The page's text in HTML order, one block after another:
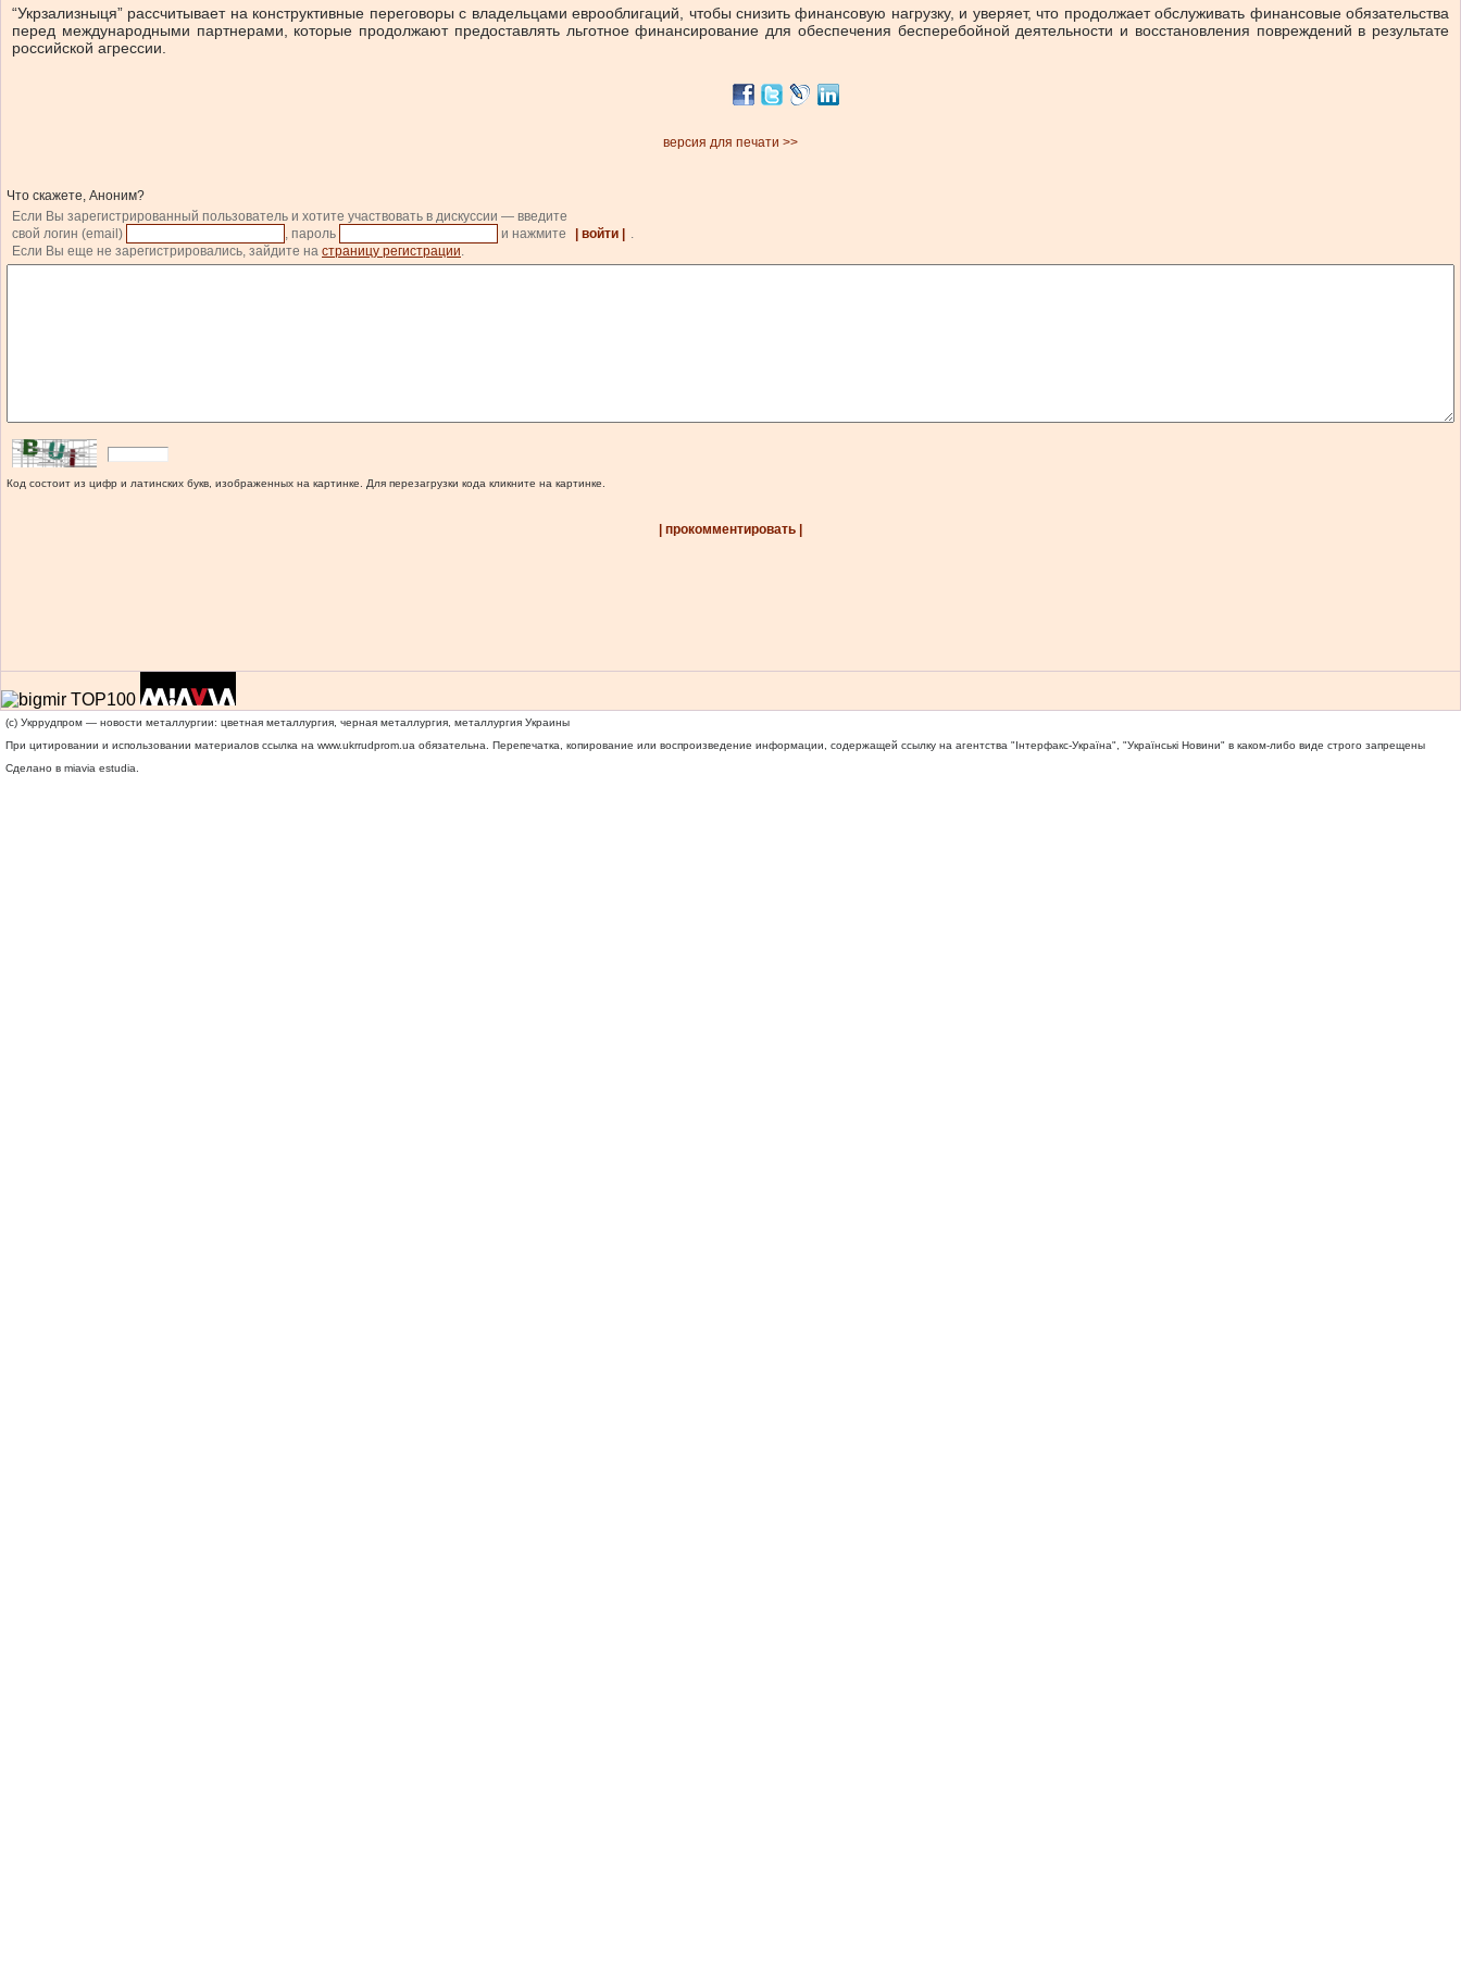
“Укрзализныця” рассчитывает на конструктивные переговоры с владельцами еврооблигаций, чтобы снизить финансовую нагрузку, и уверяет, что продолжает обслуживать финансовые обязательства
перед международными партнерами, которые продолжают предоставлять льготное финансирование для обеспечения бесперебойной деятельности и восстановления повреждений в результате
российской агрессии.
версия для печати >>
Что скажете, Аноним?
Если Вы зарегистрированный пользователь и хотите участвовать в дискуссии — введите
свой логин (email)
, пароль и нажмите | войти |
.
Если Вы еще не зарегистрировались, зайдите на страницу регистрации.
Код состоит из цифр и латинских букв, изображенных на картинке. Для перезагрузки кода кликните на картинке.
| прокомментировать |
(c) Укррудпром — новости металлургии: цветная металлургия, черная металлургия, металлургия Украины
При цитировании и использовании материалов ссылка на www.ukrrudprom.ua обязательна. Перепечатка, копирование или воспроизведение информации, содержащей ссылку на агентства "Iнтерфакс-Україна", "Українськi Новини" в каком-либо виде строго запрещены
Сделано в miavia estudia.